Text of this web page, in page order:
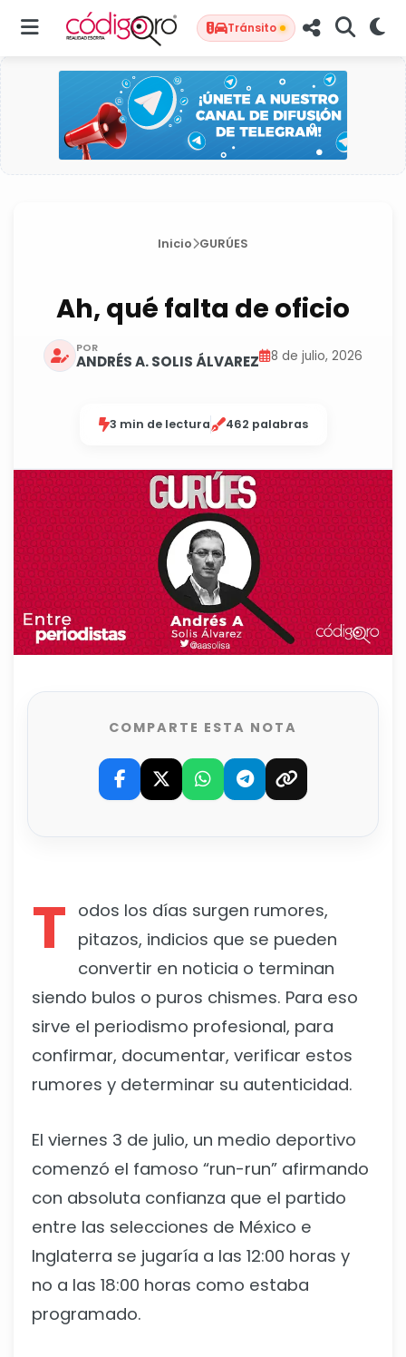
Tránsito
Inicio GURÚES
Ah, qué falta de oficio
POR
ANDRÉS A. SOLIS ÁLVAREZ 8 de julio, 2026
3 min de lectura 462 palabras
COMPARTE ESTA NOTA
T odos los días surgen rumores,
pitazos, indicios que se pueden
convertir en noticia o terminan
siendo bulos o puros chismes. Para eso
sirve el periodismo profesional, para
confirmar, documentar, verificar estos
rumores y determinar su autenticidad.
El viernes 3 de julio, un medio deportivo
comenzó el famoso “run-run” afirmando
con absoluta confianza que el partido
entre las selecciones de México e
Inglaterra se jugaría a las 12:00 horas y
no a las 18:00 horas como estaba
programado.